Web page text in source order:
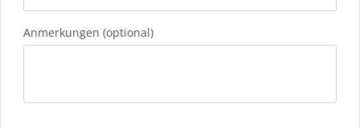
Anmerkungen (optional)